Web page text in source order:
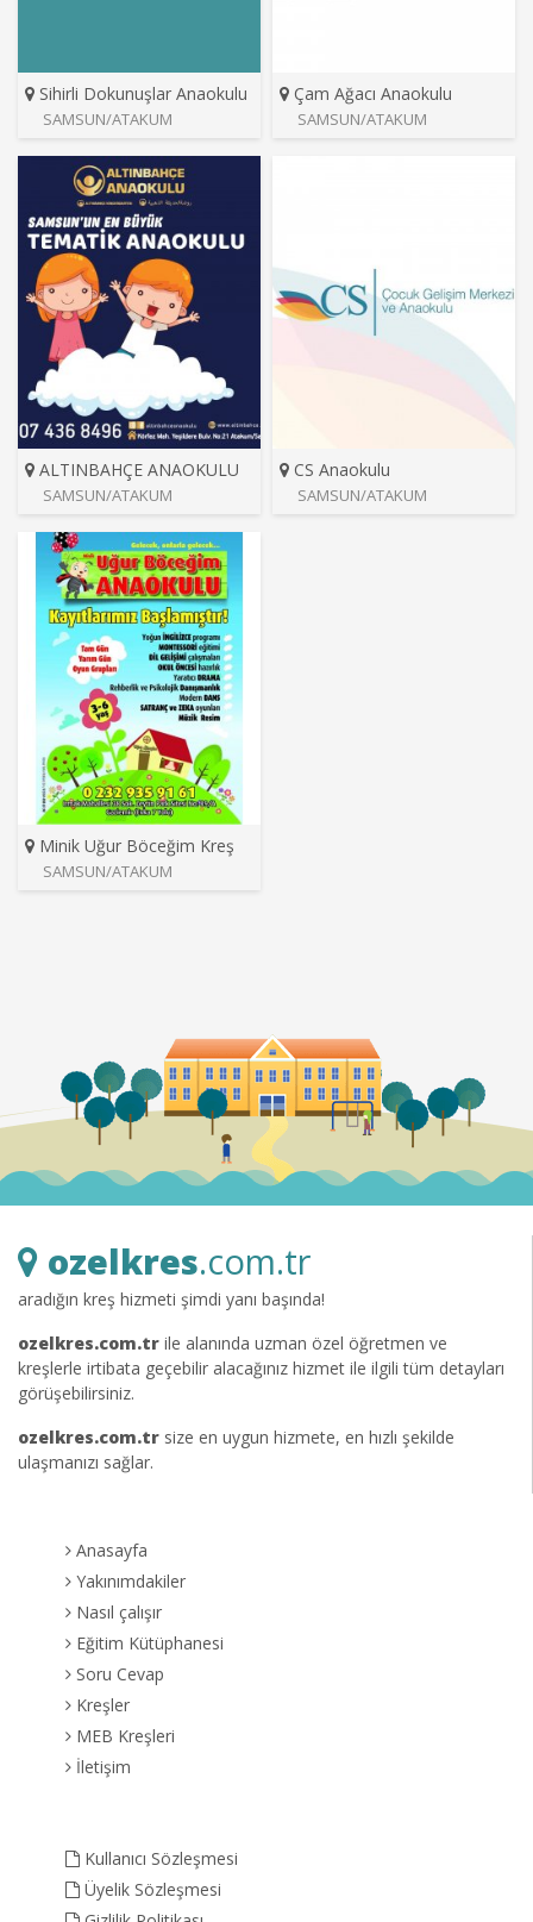
Sihirli Dokunuşlar Anaokulu
SAMSUN/ATAKUM
Çam Ağacı Anaokulu
SAMSUN/ATAKUM
ALTINBAHÇE ANAOKULU
SAMSUN/ATAKUM
CS Anaokulu
SAMSUN/ATAKUM
Minik Uğur Böceğim Kreş
SAMSUN/ATAKUM
ozelkres.com.tr
aradığın kreş hizmeti şimdi yanı başında!
ozelkres.com.tr ile alanında uzman özel öğretmen ve
kreşlerle irtibata geçebilir alacağınız hizmet ile ilgili tüm detayları
görüşebilirsiniz.
ozelkres.com.tr size en uygun hizmete, en hızlı şekilde
ulaşmanızı sağlar.
Anasayfa
Yakınımdakiler
Nasıl çalışır
Eğitim Kütüphanesi
Soru Cevap
Kreşler
MEB Kreşleri
İletişim
Kullanıcı Sözleşmesi
Üyelik Sözleşmesi